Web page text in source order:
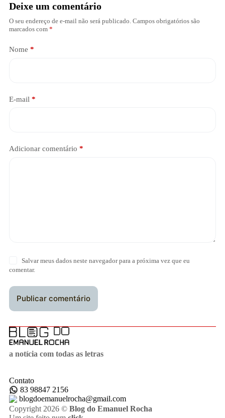
Deixe um comentário
O seu endereço de e-mail não será publicado. Campos obrigatórios são
marcados com *
Nome *
E-mail *
Adicionar comentário *
Salvar meus dados neste navegador para a próxima vez que eu
comentar.
Publicar comentário
a notícia com todas as letras
Contato
83 98847 2156
blogdoemanuelrocha@gmail.com
Copyright 2026 © Blog do Emanuel Rocha